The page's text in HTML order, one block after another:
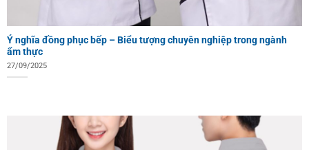
Ý nghĩa đồng phục bếp – Biểu tượng chuyên nghiệp trong ngành
ẩm thực
27/09/2025